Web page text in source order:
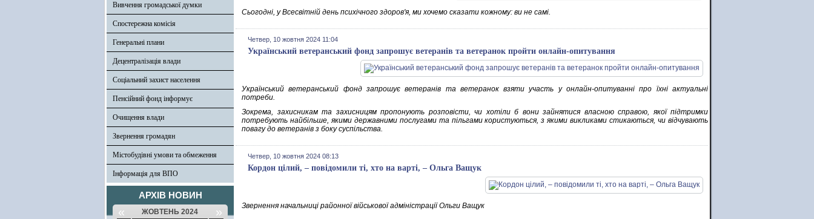
Вивчення громадської думки
Спостережна комісія
Генеральні плани
Децентралізація влади
Соціальний захист населення
Пенсійний фонд інформує
Очищення влади
Звернення громадян
Містобудівні умови та обмеження
Інформація для ВПО
АРХІВ НОВИН
« ЖОВТЕНЬ 2024 »
Сьогодні, у Всесвітній день психічного здоров'я, ми хочемо сказати кожному: ви не самі.
Четвер, 10 жовтня 2024 11:04
Український ветеранський фонд запрошує ветеранів та ветеранок пройти онлайн-опитування
Український ветеранський фонд запрошує ветеранів та ветеранок взяти участь у онлайн-опитуванні про їхні актуальні
потреби.
Зокрема, захисникам та захисницям пропонують розповісти, чи хотіли б вони зайнятися власною справою, якої підтримки
потребують найбільше, якими державними послугами та пільгами користуються, з якими викликами стикаються, чи відчувають
повагу до ветеранів з боку суспільства.
Четвер, 10 жовтня 2024 08:13
Кордон цілий, – повідомили ті, хто на варті, – Ольга Ващук
Звернення начальниці районної військової адміністрації Ольги Ващук